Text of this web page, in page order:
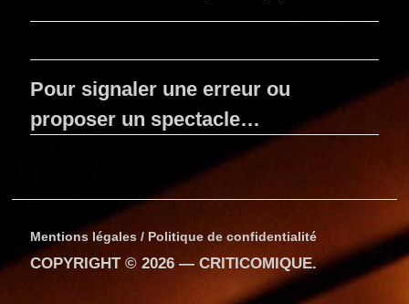
Pour signaler une erreur ou
proposer un spectacle…
Mentions légales / Politique de confidentialité
COPYRIGHT © 2026 —CRITICOMIQUE.